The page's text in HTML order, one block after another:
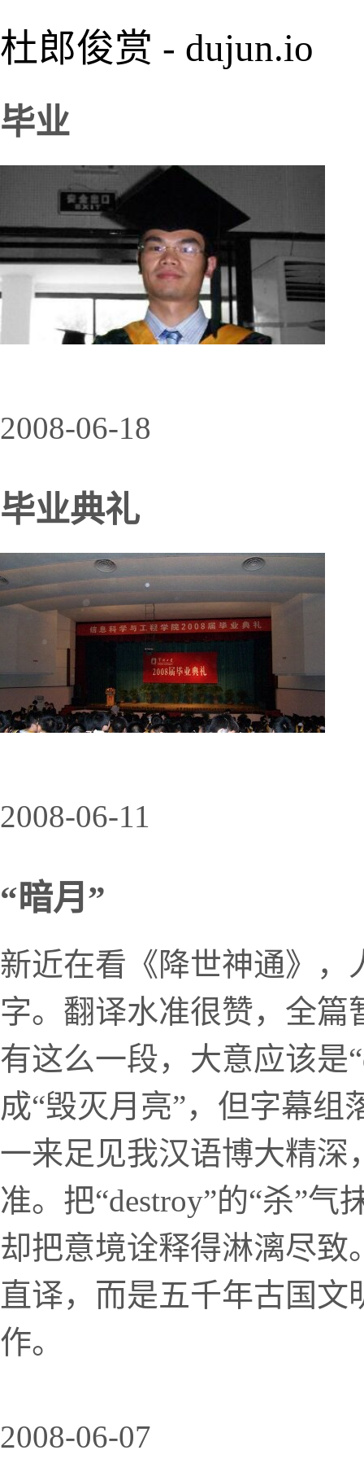
杜郎俊赏 - dujun.io
毕业
2008-06-18
毕业典礼
2008-06-11
“暗月”
新近在看《降世神通》，
字。翻译水准很赞，全
有这么一段，大意应该是
成“毁灭月亮”，但字幕组
一来足见我汉语博大精深
准。把“destroy”的“杀”
却把意境诠释得淋漓尽
直译，而是五千年古国
作。
2008-06-07